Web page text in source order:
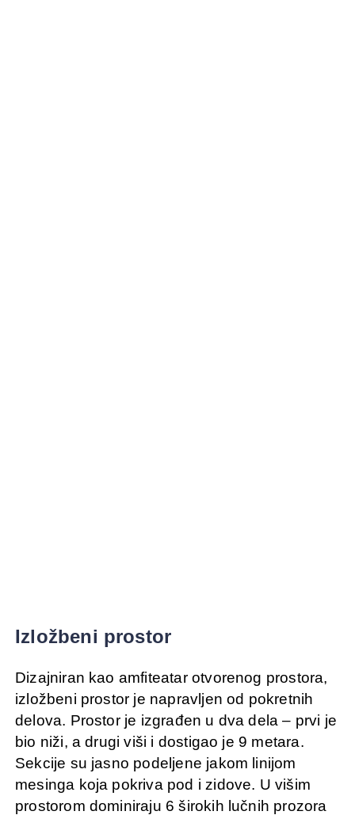
Izložbeni prostor
Dizajniran kao amfiteatar otvorenog prostora,
izložbeni prostor je napravljen od pokretnih
delova. Prostor je izgrađen u dva dela – prvi je
bio niži, a drugi viši i dostigao je 9 metara.
Sekcije su jasno podeljene jakom linijom
mesinga koja pokriva pod i zidove. U višim
prostorom dominiraju 6 širokih lučnih prozora